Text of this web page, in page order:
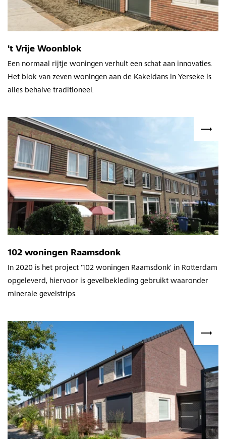
't Vrije Woonblok
Een normaal rijtje woningen verhult een schat aan innovaties.
Het blok van zeven woningen aan de Kakeldans in Yerseke is
alles behalve traditioneel.
102 woningen Raamsdonk
In 2020 is het project '102 woningen Raamsdonk' in Rotterdam
opgeleverd, hiervoor is gevelbekleding gebruikt waaronder
minerale gevelstrips.